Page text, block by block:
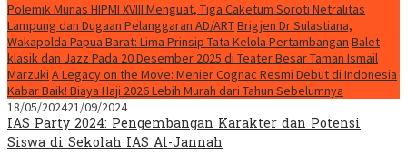
Polemik Munas HIPMI XVIII Menguat, Tiga Caketum Soroti Netralitas
Lampung dan Dugaan Pelanggaran AD/ARTBrigjen Dr Sulastiana,
Wakapolda Papua Barat: Lima Prinsip Tata Kelola Pertambangan Balet
klasik dan Jazz Pada 20 Desember 2025 di Teater Besar Taman Ismail
Marzuki A Legacy on the Move: Menier Cognac Resmi Debut di Indonesia
Kabar Baik! Biaya Haji 2026 Lebih Murah dari Tahun Sebelumnya
18/05/202421/09/2024
IAS Party 2024: Pengembangan Karakter dan Potensi
Siswa di Sekolah IAS Al-Jannah